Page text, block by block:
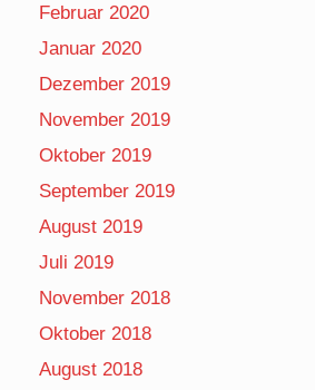
Februar 2020
Januar 2020
Dezember 2019
November 2019
Oktober 2019
September 2019
August 2019
Juli 2019
November 2018
Oktober 2018
August 2018